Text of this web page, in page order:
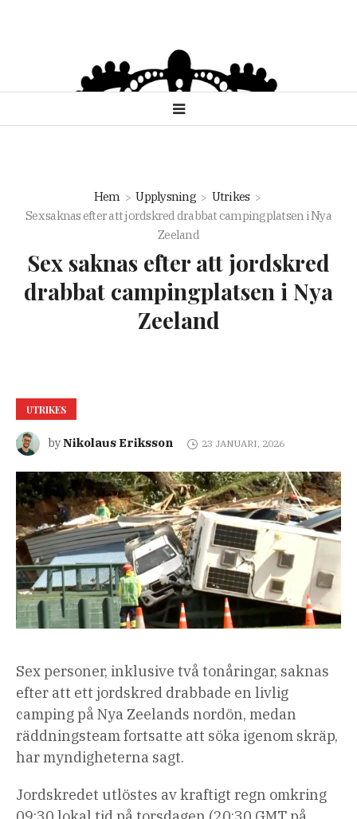
Hem Upplysning
Utrikes
Sex saknas efter att jordskred drabbat campingplatsen i Nya
Zeeland
Sex saknas efter att jordskred
drabbat campingplatsen i Nya
Zeeland
UTRIKES
byNikolaus Eriksson 23 JANUARI, 2026
Sex personer, inklusive två tonåringar, saknas
efter att ett jordskred drabbade en livlig
camping på Nya Zeelands nordön, medan
räddningsteam fortsatte att söka igenom skräp,
har myndigheterna sagt.
Jordskredet utlöstes av kraftigt regn omkring